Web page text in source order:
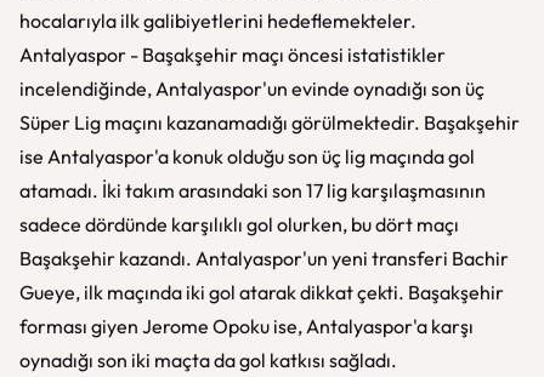
hocalarıyla ilk galibiyetlerini hedeflemekteler.
Antalyaspor - Başakşehir maçı öncesi istatistikler
incelendiğinde, Antalyaspor'un evinde oynadığı son üç
Süper Lig maçını kazanamadığı görülmektedir. Başakşehir
ise Antalyaspor'a konuk olduğu son üç lig maçında gol
atamadı. İki takım arasındaki son 17 lig karşılaşmasının
sadece dördünde karşılıklı gol olurken, bu dört maçı
Başakşehir kazandı. Antalyaspor'un yeni transferi Bachir
Gueye, ilk maçında iki gol atarak dikkat çekti. Başakşehir
forması giyen Jerome Opoku ise, Antalyaspor'a karşı
oynadığı son iki maçta da gol katkısı sağladı.